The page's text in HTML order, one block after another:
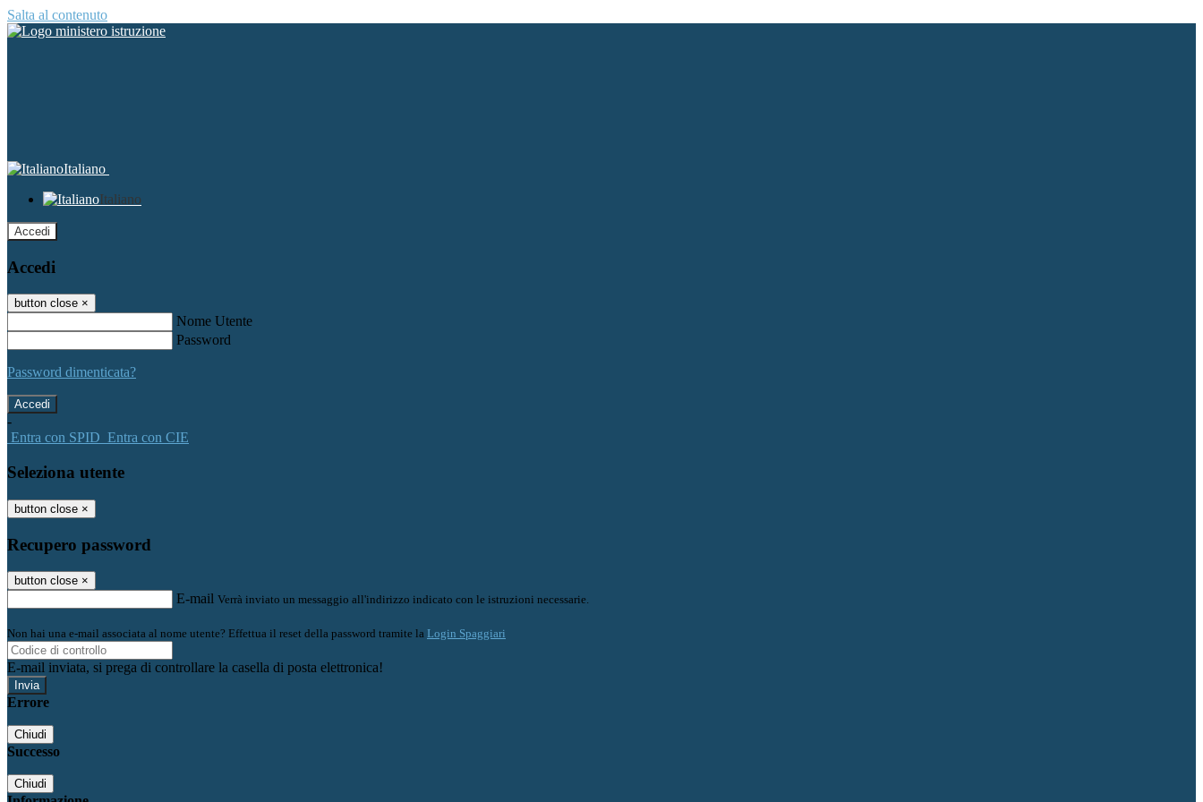
Salta al contenuto
Italiano
Italiano
Accedi
Accedi
button close ×
Nome Utente
Password
Password dimenticata?
-
Entra con SPID Entra con CIE
Seleziona utente
button close ×
Recupero password
button close ×
E-mail Verrà inviato un messaggio all'indirizzo indicato con le istruzioni necessarie.
Non hai una e-mail associata al nome utente? Effettua il reset della password tramite la Login Spaggiari
E-mail inviata, si prega di controllare la casella di posta elettronica!
Errore
Chiudi
Successo
Chiudi